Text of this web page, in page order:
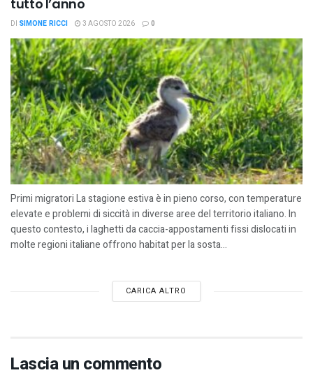
tutto l’anno
DI SIMONE RICCI 3 AGOSTO 2026 0
Primi migratori La stagione estiva è in pieno corso, con temperature
elevate e problemi di siccità in diverse aree del territorio italiano. In
questo contesto, i laghetti da caccia-appostamenti fissi dislocati in
molte regioni italiane offrono habitat per la sosta...
CARICA ALTRO
Lascia un commento